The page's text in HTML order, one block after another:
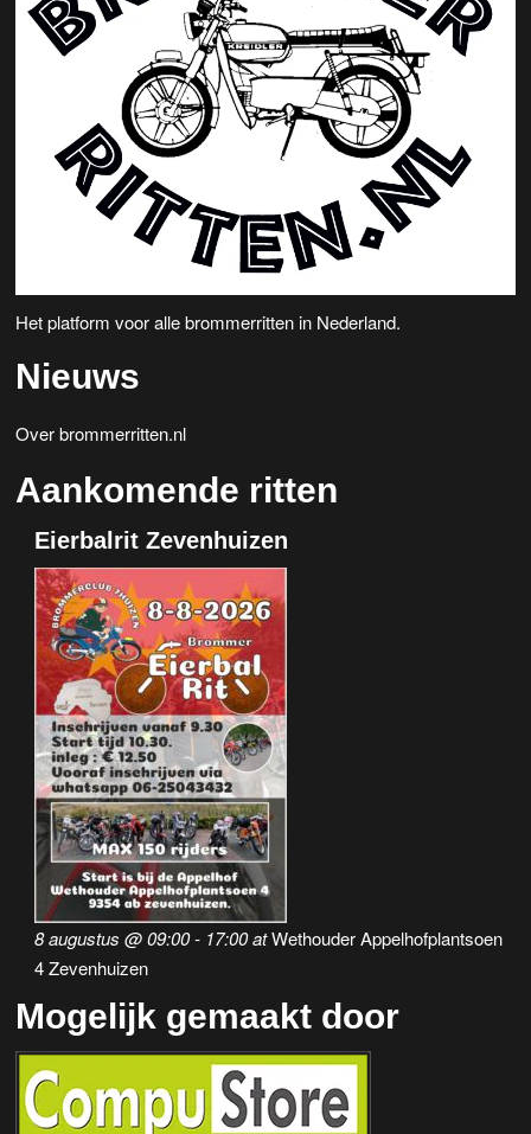
Het platform voor alle brommerritten in Nederland.
Nieuws
Over brommerritten.nl
Aankomende ritten
Eierbalrit Zevenhuizen
8 augustus @ 09:00- 17:00atWethouder Appelhofplantsoen
4 Zevenhuizen
Mogelijk gemaakt door